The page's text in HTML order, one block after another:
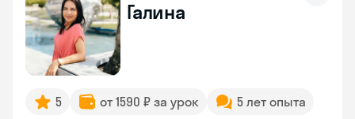
Галина
5 от 1590 ₽ за урок 5 лет опыта